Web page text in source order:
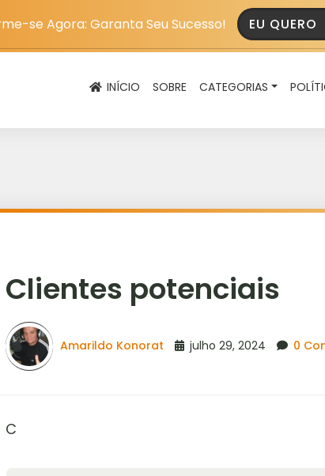
se Agora: Garanta Seu Sucesso! EU QUERO
INÍCIO SOBRE CATEGORIAS
Clientes potenciais
Amarildo Konorat julho 29, 2024 0
C